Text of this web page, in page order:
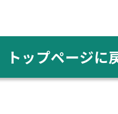
トップページに